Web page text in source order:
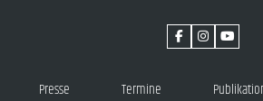
Presse Termine